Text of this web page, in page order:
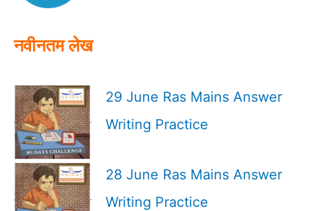
नवीनतम लेख
29 June Ras Mains Answer
Writing Practice
28 June Ras Mains Answer
Writing Practice